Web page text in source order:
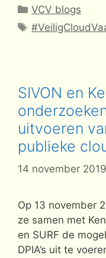
Categorieën
VCV blogs
Tags
SIVON en
uitvoeren
publieke
14 november 2019
Op 13 november
ze samen met
en SURF de
DPIA’s uit te